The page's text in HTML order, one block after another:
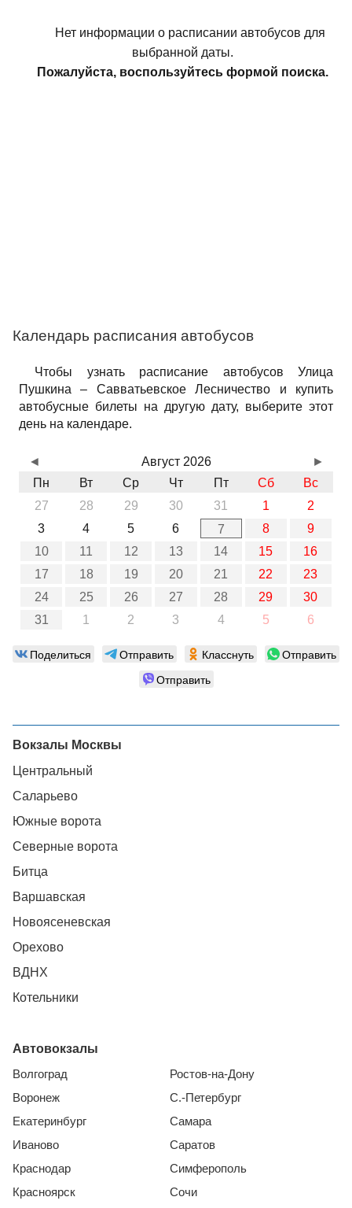
Нет информации о расписании автобусов для
выбранной даты.
Пожалуйста, воспользуйтесь формой поиска.
Календарь расписания автобусов
Чтобы узнать расписание автобусов Улица
Пушкина – Савватьевское Лесничество и купить
автобусные билеты на другую дату, выберите этот
день на календаре.
Август 2026
Пн
Вт Ср Чт Пт Сб
Вс
27
28 29 30 31 1
2
3
4 5 6 7 8
9
10
11 12 13 14 15
16
17
18 19 20 21 22
23
24
25 26 27 28 29
30
31
1 2 3 4 5 6
◄ ►
Поделиться Отправить Класснуть
Отправить
Отправить
Вокзалы Москвы
Центральный
Саларьево
Южные ворота
Северные ворота
Битца
Варшавская
Новоясеневская
Орехово
ВДНХ
Котельники
Автовокзалы
Волгоград
Воронеж
Екатеринбург
Иваново
Краснодар
Красноярск
Ростов-на-Дону
С.-Петербург
Самара
Саратов
Симферополь
Сочи